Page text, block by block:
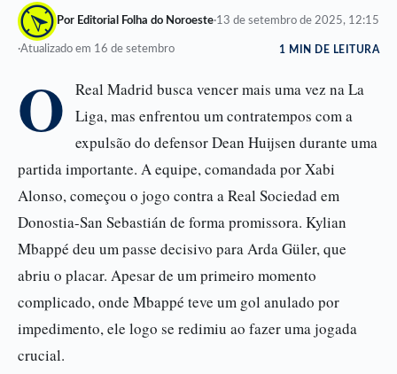
Por Editorial Folha do Noroeste·13 de setembro de 2025, 12:15
·Atualizado em 16 de setembro 1 MIN DE LEITURA
O
Real Madrid busca vencer mais uma vez na La
Liga, mas enfrentou um contratempos com a
expulsão do defensor Dean Huijsen durante uma
partida importante. A equipe, comandada por Xabi
Alonso, começou o jogo contra a Real Sociedad em
Donostia-San Sebastián de forma promissora. Kylian
Mbappé deu um passe decisivo para Arda Güler, que
abriu o placar. Apesar de um primeiro momento
complicado, onde Mbappé teve um gol anulado por
impedimento, ele logo se redimiu ao fazer uma jogada
crucial.